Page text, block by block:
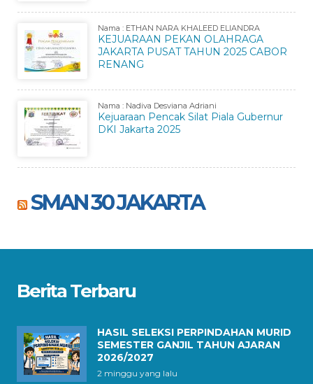
Nama : ETHAN NARA KHALEED ELIANDRA
KEJUARAAN PEKAN OLAHRAGA
JAKARTA PUSAT TAHUN 2025 CABOR
RENANG
Nama : Nadiva Desviana Adriani
Kejuaraan Pencak Silat Piala Gubernur
DKI Jakarta 2025
SMAN 30 JAKARTA
Berita Terbaru
HASIL SELEKSI PERPINDAHAN MURID
SEMESTER GANJIL TAHUN AJARAN
2026/2027
2 minggu yang lalu